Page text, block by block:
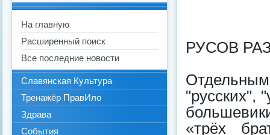
РУСОВ
"русских",
«трёх
На главную
Расширенный поиск
Все последние новости
Славянская Культура
Тренажёр ПравИло
Здрава
События